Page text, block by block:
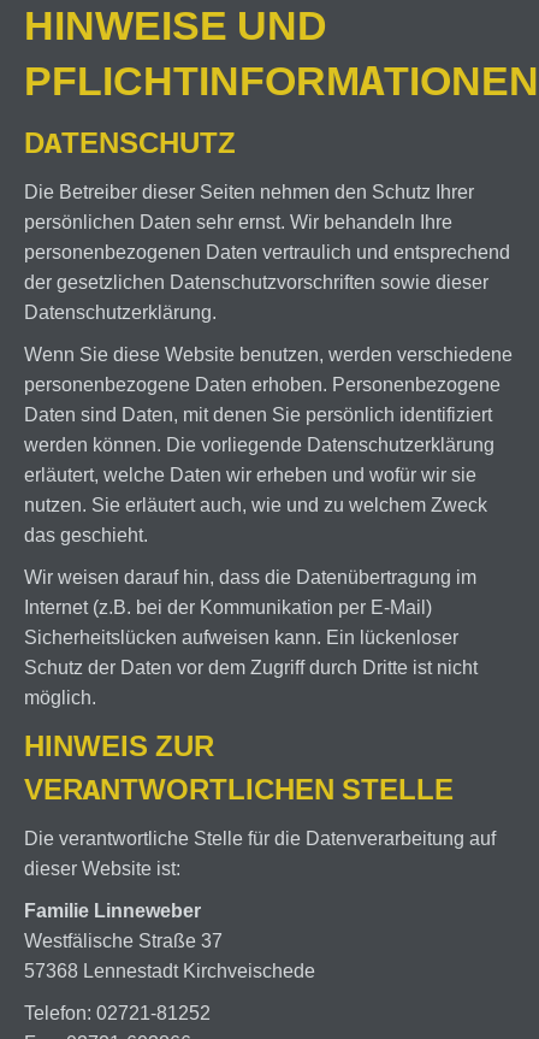
HINWEISE UND
PFLICHTINFORMATIONEN
DATENSCHUTZ
Die Betreiber dieser Seiten nehmen den Schutz Ihrer
persönlichen Daten sehr ernst. Wir behandeln Ihre
personenbezogenen Daten vertraulich und entsprechend
der gesetzlichen Datenschutzvorschriften sowie dieser
Datenschutzerklärung.
Wenn Sie diese Website benutzen, werden verschiedene
personenbezogene Daten erhoben. Personenbezogene
Daten sind Daten, mit denen Sie persönlich identifiziert
werden können. Die vorliegende Datenschutzerklärung
erläutert, welche Daten wir erheben und wofür wir sie
nutzen. Sie erläutert auch, wie und zu welchem Zweck
das geschieht.
Wir weisen darauf hin, dass die Datenübertragung im
Internet (z.B. bei der Kommunikation per E-Mail)
Sicherheitslücken aufweisen kann. Ein lückenloser
Schutz der Daten vor dem Zugriff durch Dritte ist nicht
möglich.
HINWEIS ZUR
VERANTWORTLICHEN STELLE
Die verantwortliche Stelle für die Datenverarbeitung auf
dieser Website ist:
Familie Linneweber
Westfälische Straße 37
57368 Lennestadt Kirchveischede
Telefon: 02721-81252